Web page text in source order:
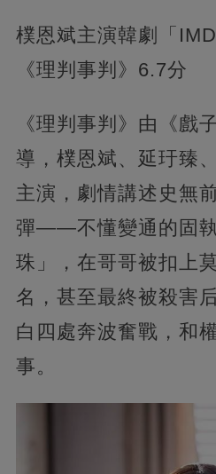
樸恩斌主演韓劇「
《理判事判》6.7分
《理判事判》由《戲
導，樸恩斌、延玗臻
主演，劇情講述史無
彈——不懂變通的固
珠」，在哥哥被扣上
名，甚至最終被殺害
白四處奔波奮戰，和
事。